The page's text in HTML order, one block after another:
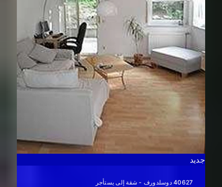
جديد
40627 دوسلدورف - شقة إلى يستأجر